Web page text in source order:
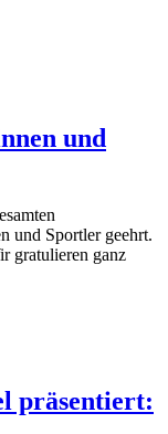
und
und Sportler geehrt.
gratulieren ganz
präsentiert: